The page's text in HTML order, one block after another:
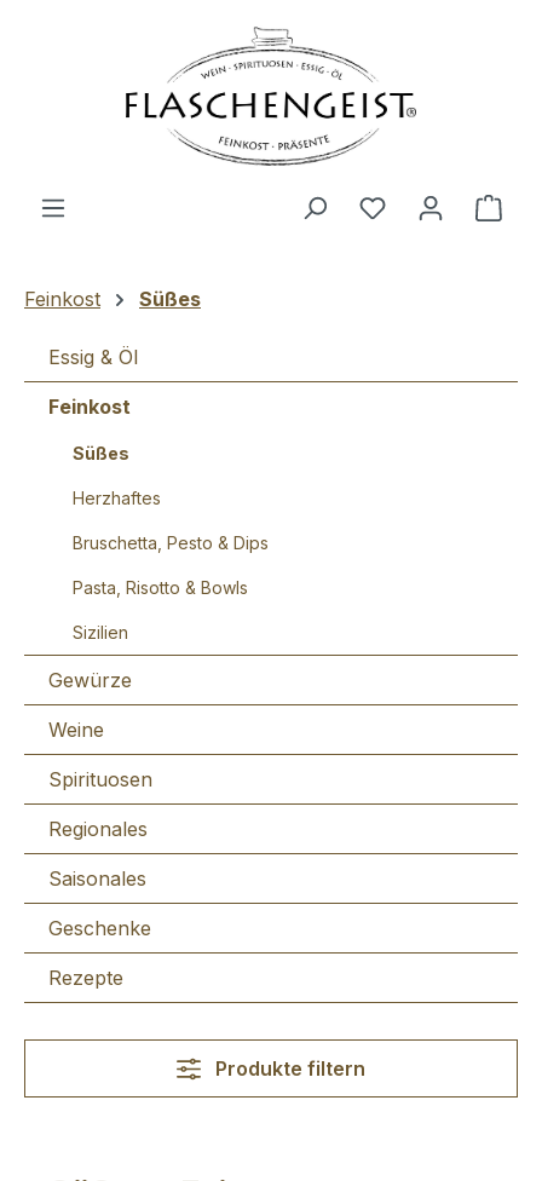
Du hast 0
Feinkost Süßes
Essig & Öl
Feinkost
Süßes
Herzhaftes
Bruschetta, Pesto & Dips
Pasta, Risotto & Bowls
Sizilien
Gewürze
Weine
Spirituosen
Regionales
Saisonales
Geschenke
Rezepte
Produkte filtern